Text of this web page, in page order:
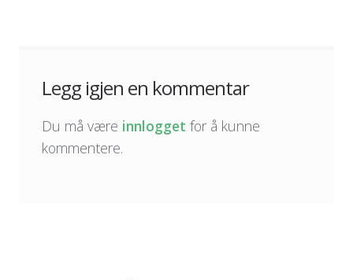
Legg igjen en kommentar
Du må være innlogget for å kunne
kommentere.